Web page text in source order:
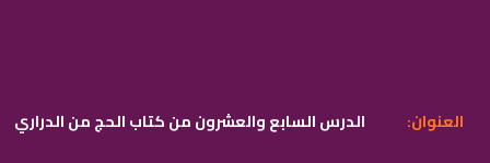
الدرس السابع والعشرون من كتاب الحج من الدراري :العنوان